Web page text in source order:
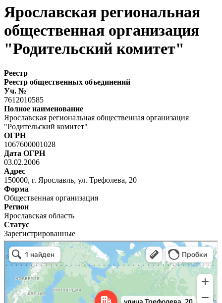
Ярославская региональная
общественная организация
"Родительский комитет"
Реестр
Реестр общественных объединений
Уч. №
7612010585
Полное наименование
Ярославская региональная общественная организация
"Родительский комитет"
ОГРН
1067600001028
Дата ОГРН
03.02.2006
Адрес
150000, г. Ярославль, ул. Трефолева, 20
Форма
Общественная организация
Регион
Ярославская область
Статус
Зарегистрированные